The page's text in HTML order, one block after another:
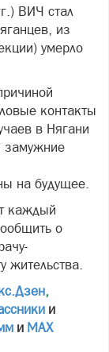
ВИЧ стал
из
умерло
контакты
в Нягани
на будущее.
каждый
о
жительства.
,
и
и МАХ